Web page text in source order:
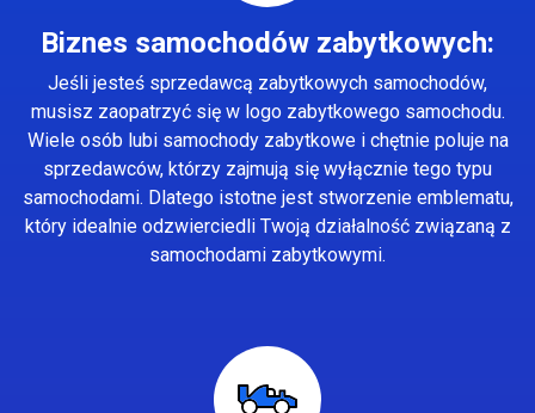
Biznes samochodów zabytkowych:
Jeśli jesteś sprzedawcą zabytkowych samochodów,
musisz zaopatrzyć się w logo zabytkowego samochodu.
Wiele osób lubi samochody zabytkowe i chętnie poluje na
sprzedawców, którzy zajmują się wyłącznie tego typu
samochodami. Dlatego istotne jest stworzenie emblematu,
który idealnie odzwierciedli Twoją działalność związaną z
samochodami zabytkowymi.